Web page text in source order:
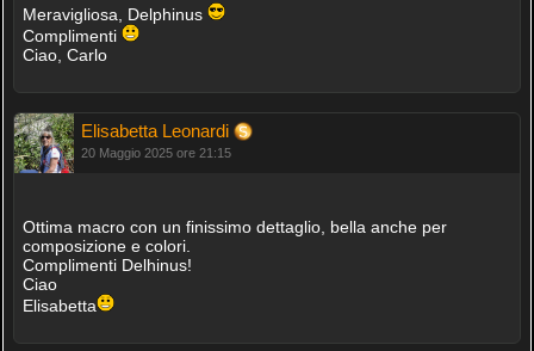
Meravigliosa, Delphinus
Complimenti
Ciao, Carlo
Elisabetta Leonardi
20 Maggio 2025 ore 21:15
Ottima macro con un finissimo dettaglio, bella anche per
composizione e colori.
Complimenti Delhinus!
Ciao
Elisabetta